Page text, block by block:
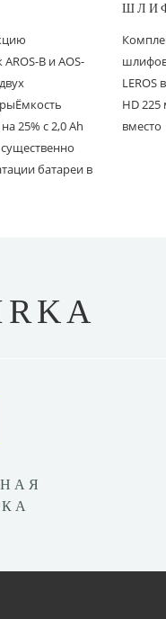
B и AOS-
25% с 2,0 Ah
батареи в
LEROS
HD 225
вместо